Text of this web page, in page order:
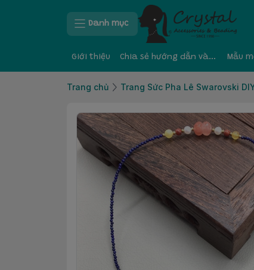
Danh mục
Giới thiệu Chia sẻ hướng dẫn và kinh nghiệm Mẫu
Trang chủ Trang Sức Pha Lê Swarovski